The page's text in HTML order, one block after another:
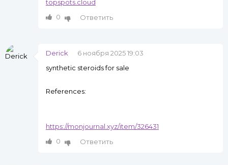
topspots.cloud
0
Ответить
Derick
6 ноября 2025 19:03
synthetic steroids for sale
References:
https://monjournal.xyz/item/326431
0
Ответить